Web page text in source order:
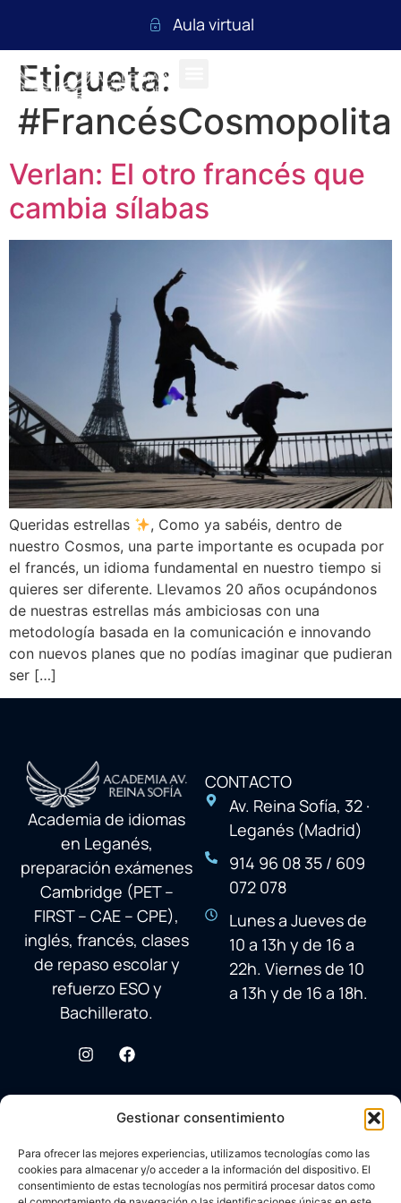
Gestionar consentimiento
Para ofrecer las mejores experiencias, utilizamos tecnologías como las
cookies para almacenar y/o acceder a la información del dispositivo. El
consentimiento de estas tecnologías nos permitirá procesar datos como
Aula virtual
Etiqueta:
#FrancésCosmopolita
Verlan: El otro francés que
cambia sílabas
Queridas estrellas
, Como ya sabéis, dentro de
nuestro Cosmos, una parte importante es ocupada por
el francés, un idioma fundamental en nuestro tiempo si
quieres ser diferente. Llevamos 20 años ocupándonos
de nuestras estrellas más ambiciosas con una
metodología basada en la comunicación e innovando
con nuevos planes que no podías imaginar que pudieran
ser […]
Academia de idiomas
en Leganés,
preparación exámenes
Cambridge (PET –
FIRST – CAE – CPE),
inglés, francés, clases
de repaso escolar y
refuerzo ESO y
Bachillerato.
CONTACTO
Av. Reina Sofía, 32 ·
Leganés (Madrid)
914 96 08 35 / 609
072 078
Lunes a Jueves de
10 a 13h y de 16 a
22h. Viernes de 10
a 13h y de 16 a 18h.